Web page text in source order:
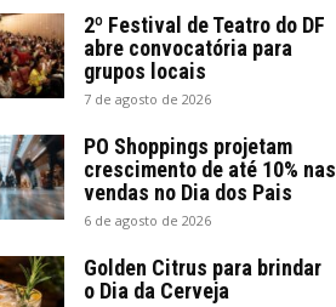
2º Festival de Teatro do DF
abre convocatória para
grupos locais
7 de agosto de 2026
PO Shoppings projetam
crescimento de até 10% nas
vendas no Dia dos Pais
6 de agosto de 2026
Golden Citrus para brindar
o Dia da Cerveja